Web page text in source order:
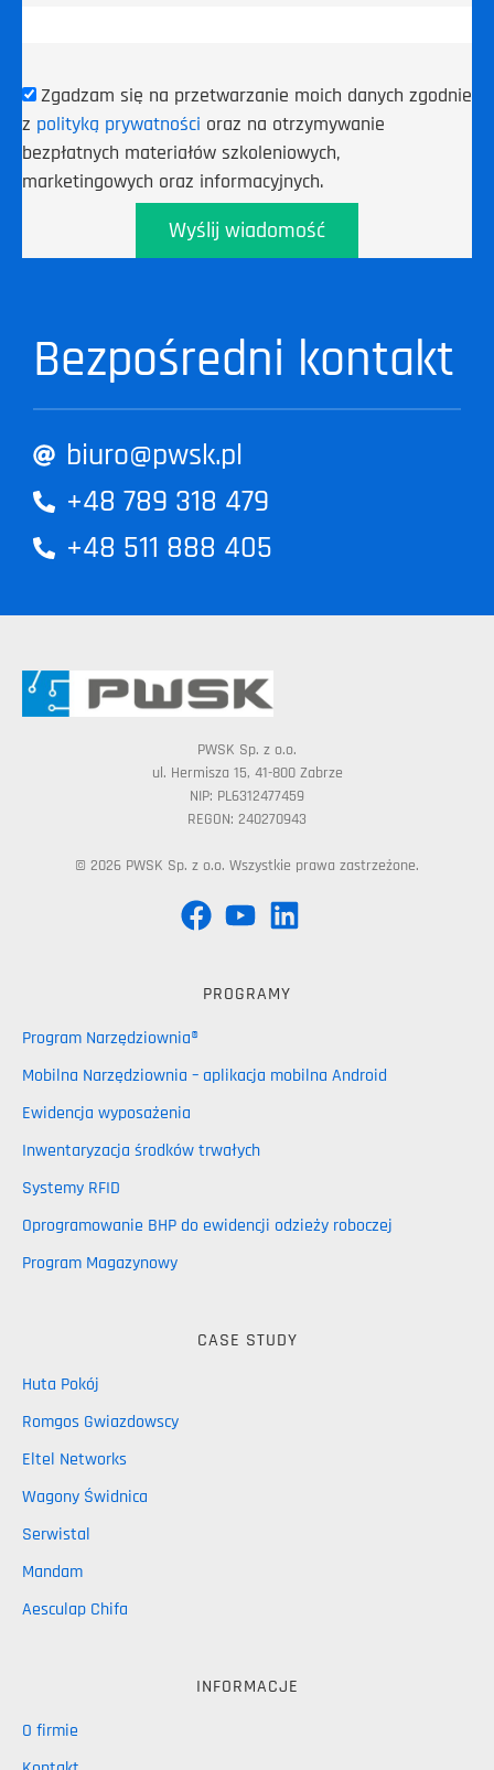
Zgadzam się na przetwarzanie moich danych zgodnie
z polityką prywatności oraz na otrzymywanie
bezpłatnych materiałów szkoleniowych,
marketingowych oraz informacyjnych.
Wyślij wiadomość
Bezpośredni kontakt
biuro@pwsk.pl
+48 789 318 479
+48 511 888 405
PWSK Sp. z o.o.
ul. Hermisza 15, 41-800 Zabrze
NIP: PL6312477459
REGON: 240270943
© 2026 PWSK Sp. z o.o. Wszystkie prawa zastrzeżone.
PROGRAMY
Program Narzędziownia®
Mobilna Narzędziownia – aplikacja mobilna Android
Ewidencja wyposażenia
Inwentaryzacja środków trwałych
Systemy RFID
Oprogramowanie BHP do ewidencji odzieży roboczej
Program Magazynowy
CASE STUDY
Huta Pokój
Romgos Gwiazdowscy
Eltel Networks
Wagony Świdnica
Serwistal
Mandam
Aesculap Chifa
INFORMACJE
O firmie